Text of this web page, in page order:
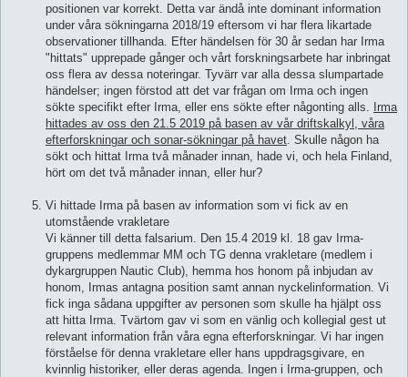
positionen var korrekt. Detta var ändå inte dominant information
under våra sökningarna 2018/19 eftersom vi har flera likartade
observationer tillhanda. Efter händelsen för 30 år sedan har Irma
"hittats" upprepade gånger och vårt forskningsarbete har inbringat
oss flera av dessa noteringar. Tyvärr var alla dessa slumpartade
händelser; ingen förstod att det var frågan om Irma och ingen
sökte specifikt efter Irma, eller ens sökte efter någonting alls. Irma
hittades av oss den 21.5 2019 på basen av vår driftskalkyl, våra
efterforskningar och sonar-sökningar på havet . Skulle någon ha
sökt och hittat Irma två månader innan, hade vi, och hela Finland,
hört om det två månader innan, eller hur?
Vi hittade Irma på basen av information som vi fick av en
utomstående vrakletare
Vi känner till detta falsarium. Den 15.4 2019 kl. 18 gav Irma-
gruppens medlemmar MM och TG denna vrakletare (medlem i
dykargruppen Nautic Club), hemma hos honom på inbjudan av
honom, Irmas antagna position samt annan nyckelinformation. Vi
fick inga sådana uppgifter av personen som skulle ha hjälpt oss
att hitta Irma. Tvärtom gav vi som en vänlig och kollegial gest ut
relevant information från våra egna efterforskningar. Vi har ingen
förståelse för denna vrakletare eller hans uppdragsgivare, en
kvinnlig historiker, eller deras agenda. Ingen i Irma-gruppen, och